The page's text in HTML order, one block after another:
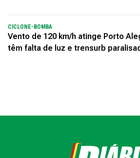
CICLONE-BOMBA
Vento de 120 km/h atinge Porto
têm falta de luz e trensurb